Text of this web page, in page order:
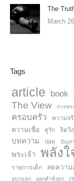
The
March
Tags
article book
The View การทร
ครอบครัว ความจ
ความเชื่อ คู่รัก จิต
บทความ ปอด ปัญห
พระเจ้า
พลังใ
รายการเด็ก ลดความ
อบรมลูก ออกคำสั่งลูก เ